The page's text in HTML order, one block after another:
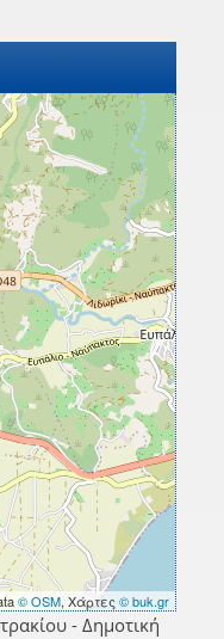
© OSM, Χάρτες © buk.gr
- Δημοτική